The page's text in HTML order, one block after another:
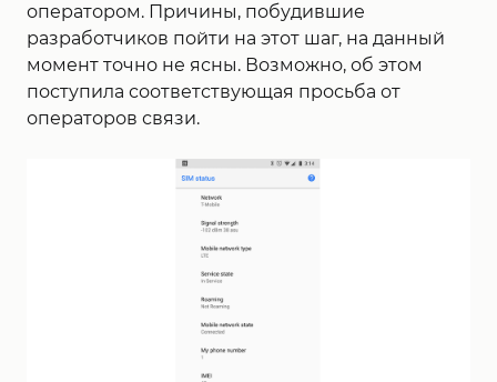
оператором. Причины, побудившие
разработчиков пойти на этот шаг, на данный
момент точно не ясны. Возможно, об этом
поступила соответствующая просьба от
операторов связи.